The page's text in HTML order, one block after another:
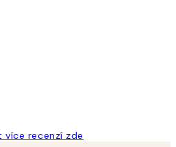
více recenzí zde